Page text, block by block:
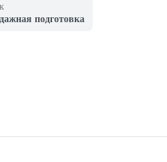
подготовка